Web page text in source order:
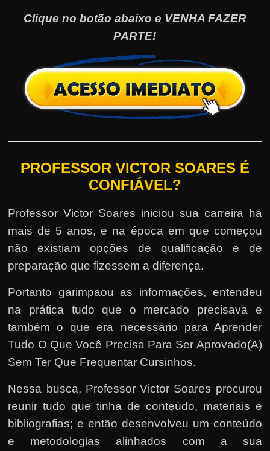
Clique no botão abaixo e VENHA FAZER
PARTE!
PROFESSOR VICTOR SOARES É
CONFIÁVEL?
Professor Victor Soares iniciou sua carreira há
mais de 5 anos, e na época em que começou
não existiam opções de qualificação e de
preparação que fizessem a diferença.
Portanto garimpaou as informações, entendeu
na prática tudo que o mercado precisava e
também o que era necessário para Aprender
Tudo O Que Você Precisa Para Ser Aprovado(A)
Sem Ter Que Frequentar Cursinhos.
Nessa busca, Professor Victor Soares procurou
reunir tudo que tinha de conteúdo, materiais e
bibliografias; e então desenvolveu um conteúdo
e metodologias alinhados com a sua